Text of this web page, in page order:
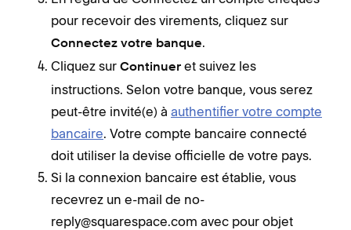
pour recevoir des virements, cliquez sur
Connectez votre banque.
Cliquez sur Continuer et suivez les
instructions. Selon votre banque, vous serez
peut-être invité(e) à authentifier votre compte
bancaire. Votre compte bancaire connecté
doit utiliser la devise officielle de votre pays.
Si la connexion bancaire est établie, vous
recevrez un e-mail de no-
reply@squarespace.com avec pour objet